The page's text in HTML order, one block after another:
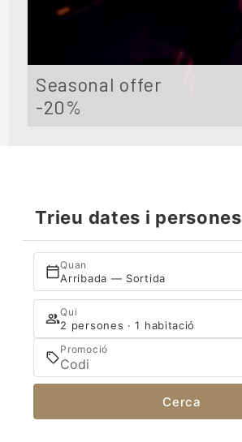
Seasonal offer
-20%
Trieu dates i persones
Quan
Arribada — Sortida
Qui
2 persones · 1 habitació
Promoció
Cerca